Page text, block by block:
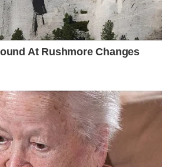
At Rushmore Changes